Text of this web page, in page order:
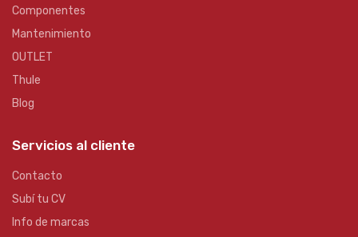
Componentes
Mantenimiento
OUTLET
Thule
Blog
Servicios al cliente
Contacto
Subí tu CV
Info de marcas